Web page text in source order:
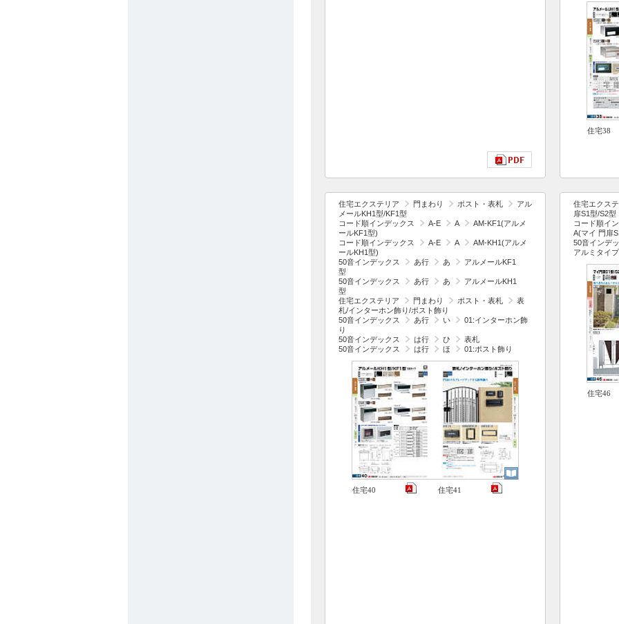
住宅38
住宅エクステリア 門まわり ポスト・表札
アル
メールKH1型/KF1型
コード順インデックス
A-E A
AM-KF1(アルメ
ールKF1型)
コード順インデックス
A-E A
AM-KH1(アルメ
ールKH1型)
50音インデックス
あ行 あ
アルメールKF1
型
50音インデックス
あ行 あ
アルメールKH1
型
住宅エクステリア
門まわり ポスト・表札
表
札/インターホン飾り/ポスト飾り
50音インデックス
あ行 い
01:インターホン飾
り
50音インデックス
は行 ひ
表札
50音インデックス
は行 ほ 01:ポスト飾り
住宅40 住宅41
住宅エクス
扉S1型/S2
コード順イ
A(マイ 門扉
50音インデ
アルミタイプ
住宅46